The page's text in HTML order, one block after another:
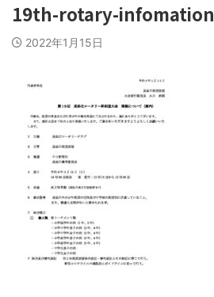
19th-rotary-infomation
2022年1月15日